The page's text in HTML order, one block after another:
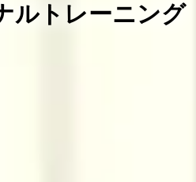
ルトレーニング